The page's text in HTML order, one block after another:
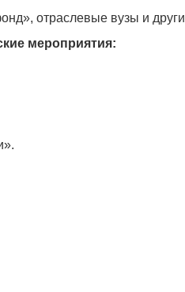
отраслевые вузы и
мероприятия: